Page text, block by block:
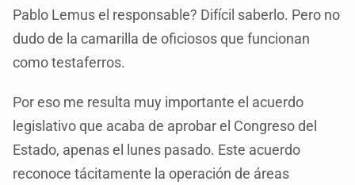
Pablo Lemus el responsable? Difícil saberlo. Pero no
dudo de la camarilla de oficiosos que funcionan
como testaferros.
Por eso me resulta muy importante el acuerdo
legislativo que acaba de aprobar el Congreso del
Estado, apenas el lunes pasado. Este acuerdo
reconoce tácitamente la operación de áreas